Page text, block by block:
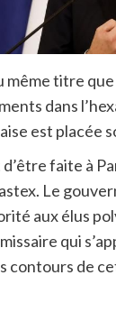
même titre
dans
est placée
d’être faite à
Le
aux élus
qui
contours de